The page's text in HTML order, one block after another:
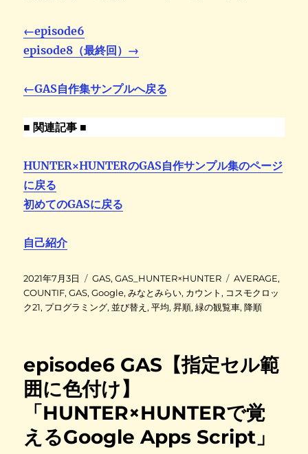
←episode6
episode8（最終回）→
←GAS自作集サンプルへ戻る
■ 関連記事 ■
HUNTER×HUNTERのGAS自作サンプル集のページ
に戻る
初めてのGASに戻る
自己紹介
投
稿
日
2021年7月3日
カ
テ
ゴ
GAS,GAS_HUNTER×HUNTER
タ
グ
AVERAGE,
COUNTIF,GAS,Google,みなとみらい, カウント , コスモクロッ
ク21, プログラミング,並び替え ,平均,昇順,緑の観覧車,降順
episode6 GAS【指定セル範
囲に色付け】
「HUNTER×HUNTERで覚
えるGoogle Apps Script」